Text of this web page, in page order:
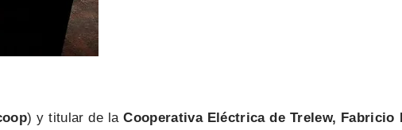
) y titular de laCooperativa Eléctrica de Trelew, Fabricio